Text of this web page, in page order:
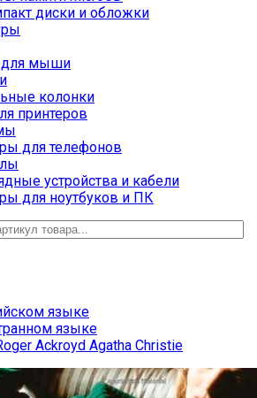
диски и обложки
для мыши
колонки
принтеров
для телефонов
устройства и кабели
для ноутбуков и ПК
языке
языке
Ackroyd Agatha Christie